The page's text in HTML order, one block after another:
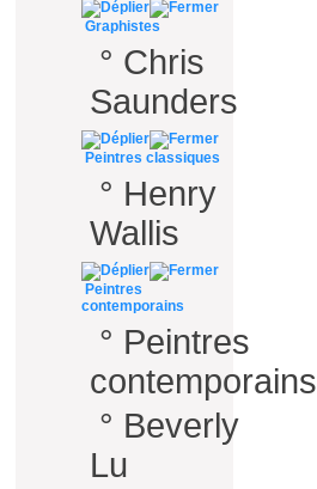
Graphistes
° Chris
Saunders
Peintres classiques
° Henry
Wallis
Peintres
contemporains
° Peintres
contemporains
° Beverly
Lu